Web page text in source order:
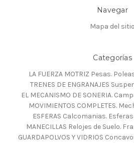
Navegar
Mapa del sitio
Categorías
LA FUERZA MOTRIZ Pesas.
TRENES DE ENGRANAJES
EL MECANISMO DE SONERIA.
MOVIMIENTOS COMPLETES.
ESFERAS Calcomanias.
MANECILLAS Relojes de Suelo.
GUARDAPOLVOS Y VIDRIOS